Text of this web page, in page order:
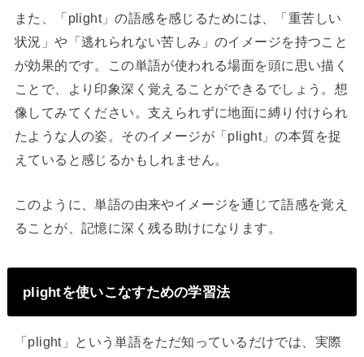
また、「plight」の語感を感じるためには、「重苦しい
状況」や「逃れられない苦しみ」のイメージを持つこと
が効果的です。この単語が使われる場面を頭に思い描く
ことで、より印象深く覚えることができるでしょう。想
像してみてください。支えられずに地面に縛り付けられ
たような人の姿。そのイメージが「plight」の本質を捉
えていると感じるかもしれません。
このように、単語の由来やイメージを通じて語感を覚え
ることが、記憶に深く残る助けになります。
plightを使いこなすための学習法
「plight」という単語をただ知っているだけでは、実際